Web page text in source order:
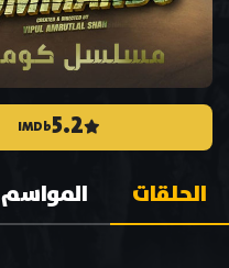
5.2
IMDb
الحلقات المواسم